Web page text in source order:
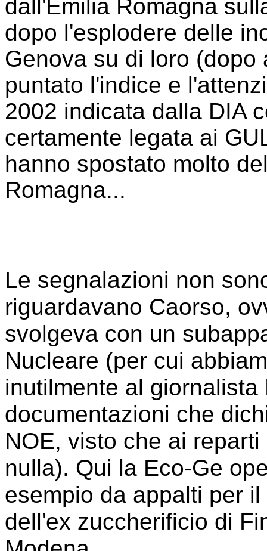
dall'Emilia Romagna
dopo l'esplodere delle
Genova su di loro
puntato l'indice e
2002 indicata dalla DIA
certamente legata ai
hanno spostato molto
Romagna...
Le segnalazioni non
riguardavano Caorso,
svolgeva con un
Nucleare (per cui
inutilmente al
documentazioni che
NOE, visto che ai
nulla). Qui la Eco-Ge
esempio da appalti per
dell'ex zuccherificio di